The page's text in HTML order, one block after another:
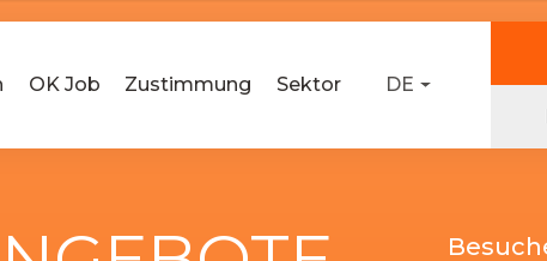
OK Job Zustimmung Sektor DE